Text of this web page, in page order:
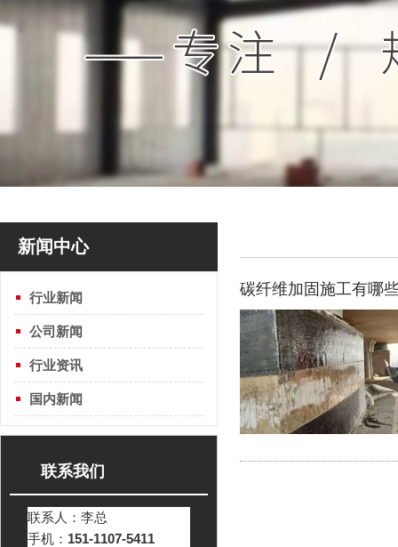
新闻中心
行业新闻
公司新闻
行业资讯
国内新闻
联系我们
联系人：李总
手机： 151-1107-5411
碳纤维加固施工有哪